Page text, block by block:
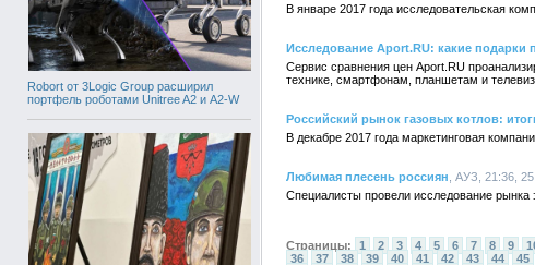
Robort от 3Logic Group расширил
портфель роботами Unitree A2 и A2-W
В январе 2017 года исследовательская
Исследование Aport.RU: какие подарки
Сервис сравнения цен Aport.RU
технике, смартфонам, планшетам и
Российский рынок газовых котлов:
В декабре 2017 года маркетинговая
Любимая плесень россиян , АУЗ, 21:36,
Специалисты провели исследование рынка
Страницы: 1 2 3 4 5 6 7 8 9
36
37 38 39 40 41 42 43 44 45